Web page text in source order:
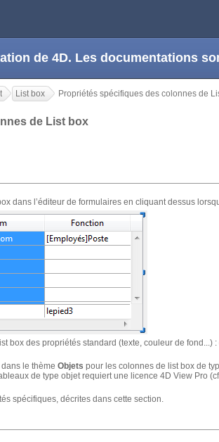
de 4D. Les documentations
List box Propriétés spécifiques des colonnes de
de List box
dans l’éditeur de formulaires en cliquant dessus
box des propriétés standard (texte, couleur de fond...)
dans le thème Objets pour les colonnes de list box de
de type objet requiert une licence 4D View Pro
spécifiques, décrites dans cette section.